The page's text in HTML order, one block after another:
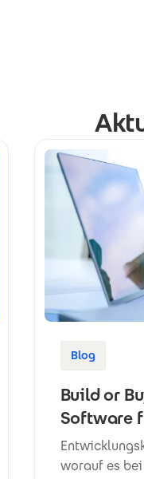
Blog
Build or
Software
worauf es